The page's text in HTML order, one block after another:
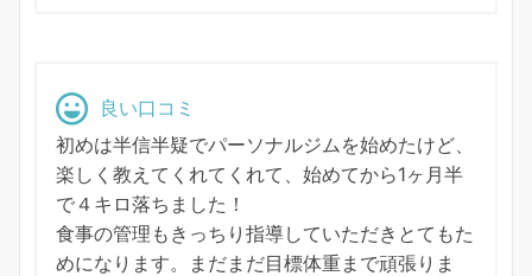
良い口コミ
初めは半信半疑でパーソナルジムを始めたけど、
楽しく教えてくれてくれて、始めてから1ヶ月半
で４キロ落ちました！
食事の管理もきっちり指導していただきとてもた
めになります。まだまだ目標体重まで頑張りま